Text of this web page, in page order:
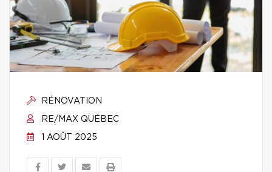
RÉNOVATION
RE/MAX QUÉBEC
1 AOÛT 2025